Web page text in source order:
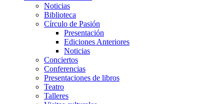
Noticias
Biblioteca
Círculo de Pasión
Presentación
Ediciones Anteriores
Noticias
Conciertos
Conferencias
Presentaciones de libros
Teatro
Talleres